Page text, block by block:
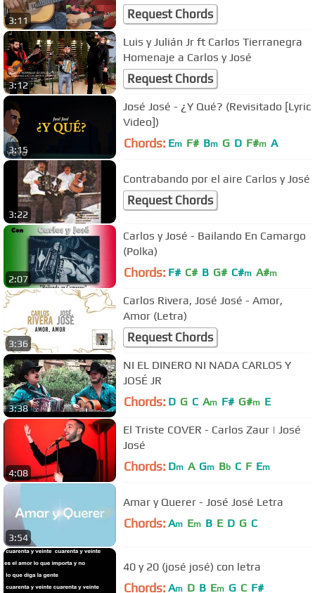
3:11 Request Chords
3:12
Luis y Julián Jr ft Carlos Tierranegra
Homenaje a Carlos y José
Request Chords
3:15
José José - ¿Y Qué? (Revisitado [Lyric
Video])
Chords: Em F# Bm G D F#m A
3:22
Contrabando por el aire Carlos y José
Request Chords
2:07
Carlos y José - Bailando En Camargo
(Polka)
Chords: F# C# B G# C#m A#m
3:36
Carlos Rivera, José José - Amor,
Amor (Letra)
Request Chords
3:38
NI EL DINERO NI NADA CARLOS Y
JOSÉ JR
Chords: D G C Am F# G#m E
4:08
El Triste COVER - Carlos Zaur | José
José
Chords: Dm A Gm Bb C F Em
3:54
Amar y Querer - José José Letra
Chords: Am Em B E D G C
40 y 20 (josé josé) con letra
Chords: Am D B Em G C F#